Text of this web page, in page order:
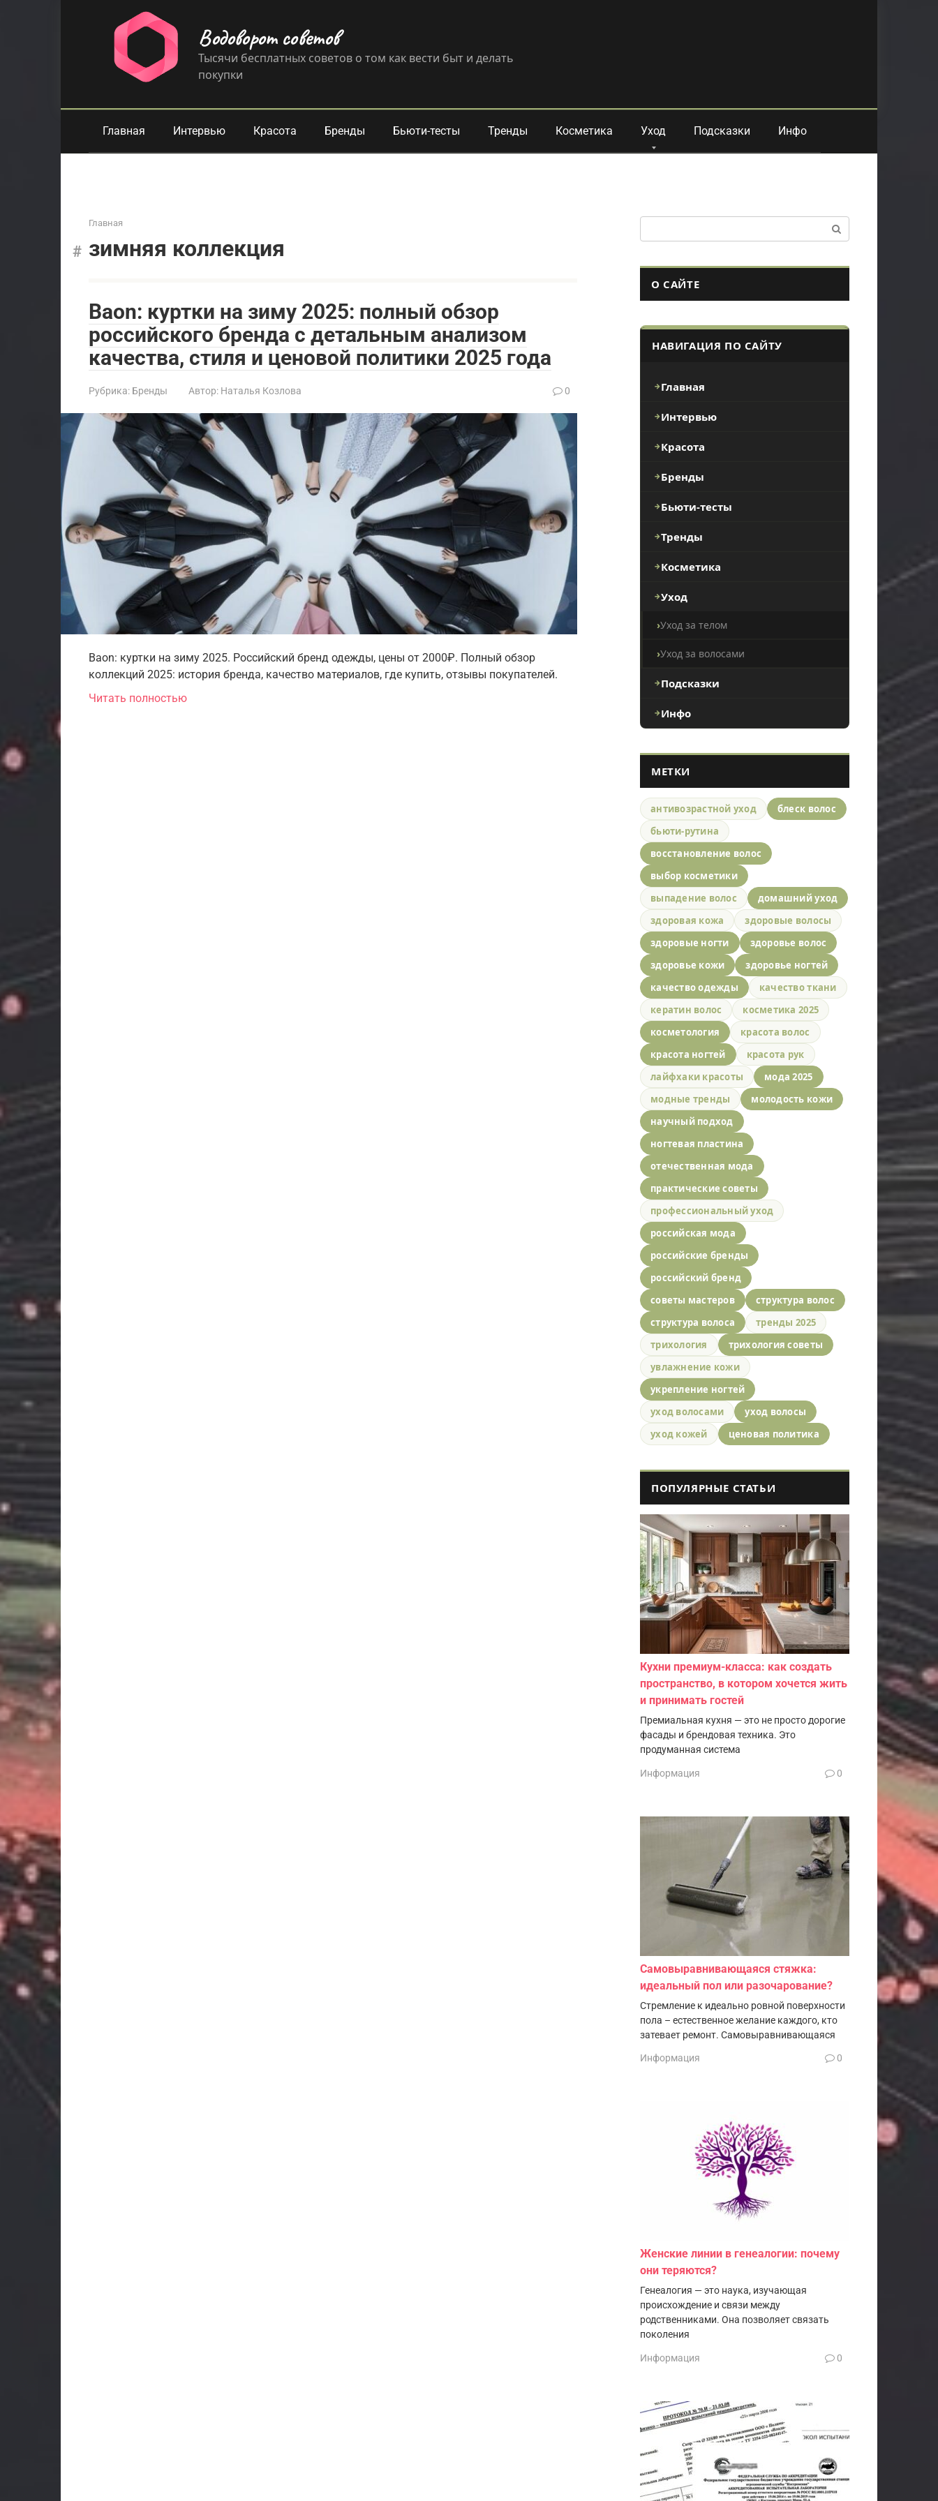
Водоворот советов
Тысячи бесплатных советов о том как вести быт и делать
покупки
Главная Интервью Красота Бренды Бьюти-тесты Тренды Косметика Уход Подсказки Инфо
Главная
зимняя коллекция
Baon: куртки на зиму 2025: полный обзор
российского бренда с детальным анализом
качества, стиля и ценовой политики 2025 года
Рубрика: Бренды Автор: Наталья Козлова 0
Baon: куртки на зиму 2025. Российский бренд одежды, цены от 2000₽. Полный обзор
коллекций 2025: история бренда, качество материалов, где купить, отзывы покупателей.
Читать полностью
О САЙТЕ
НАВИГАЦИЯ ПО САЙТУ
Главная
Интервью
Красота
Бренды
Бьюти-тесты
Тренды
Косметика
Уход
Уход за телом
Уход за волосами
Подсказки
Инфо
МЕТКИ
антивозрастной уход
блеск волос
бьюти-рутина
восстановление волос
выбор косметики
выпадение волос
домашний уход
здоровая кожа
здоровые волосы
здоровые ногти
здоровье волос
здоровье кожи
здоровье ногтей
качество одежды
качество ткани
кератин волос
косметика 2025
косметология
красота волос
красота ногтей
красота рук
лайфхаки красоты
мода 2025
модные тренды
молодость кожи
научный подход
ногтевая пластина
отечественная мода
практические советы
профессиональный уход
российская мода
российские бренды
российский бренд
советы мастеров
структура волос
структура волоса
тренды 2025
трихология
трихология советы
увлажнение кожи
укрепление ногтей
уход волосами
уход волосы
уход кожей
ценовая политика
ПОПУЛЯРНЫЕ СТАТЬИ
Кухни премиум-класса: как создать
пространство, в котором хочется жить
и принимать гостей
Премиальная кухня — это не просто дорогие
фасады и брендовая техника. Это
продуманная система
Информация 0
Самовыравнивающаяся стяжка:
идеальный пол или разочарование?
Стремление к идеально ровной поверхности
пола – естественное желание каждого, кто
затевает ремонт. Самовыравнивающаяся
Информация 0
Женские линии в генеалогии: почему
они теряются?
Генеалогия — это наука, изучающая
происхождение и связи между
родственниками. Она позволяет связать
поколения
Информация 0